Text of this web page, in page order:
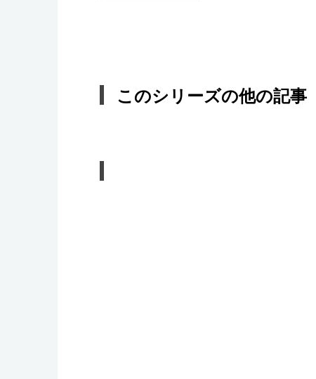
このシリーズの他の記事